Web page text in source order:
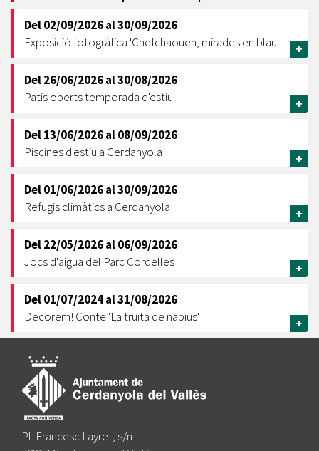
Del02/09/2026al30/09/2026
Exposició fotogràfica 'Chefchaouen, mirades en blau'
+
Del26/06/2026al30/08/2026
Patis oberts temporada d'estiu
+
Del13/06/2026al08/09/2026
Piscines d'estiu a Cerdanyola
+
Del01/06/2026al30/09/2026
Refugis climàtics a Cerdanyola
+
Del22/05/2026al06/09/2026
Jocs d'aigua del Parc Cordelles
+
Del01/07/2024al31/08/2026
Decorem! Conte 'La truita de nabius'
+
Pl. Francesc Layret, s/n